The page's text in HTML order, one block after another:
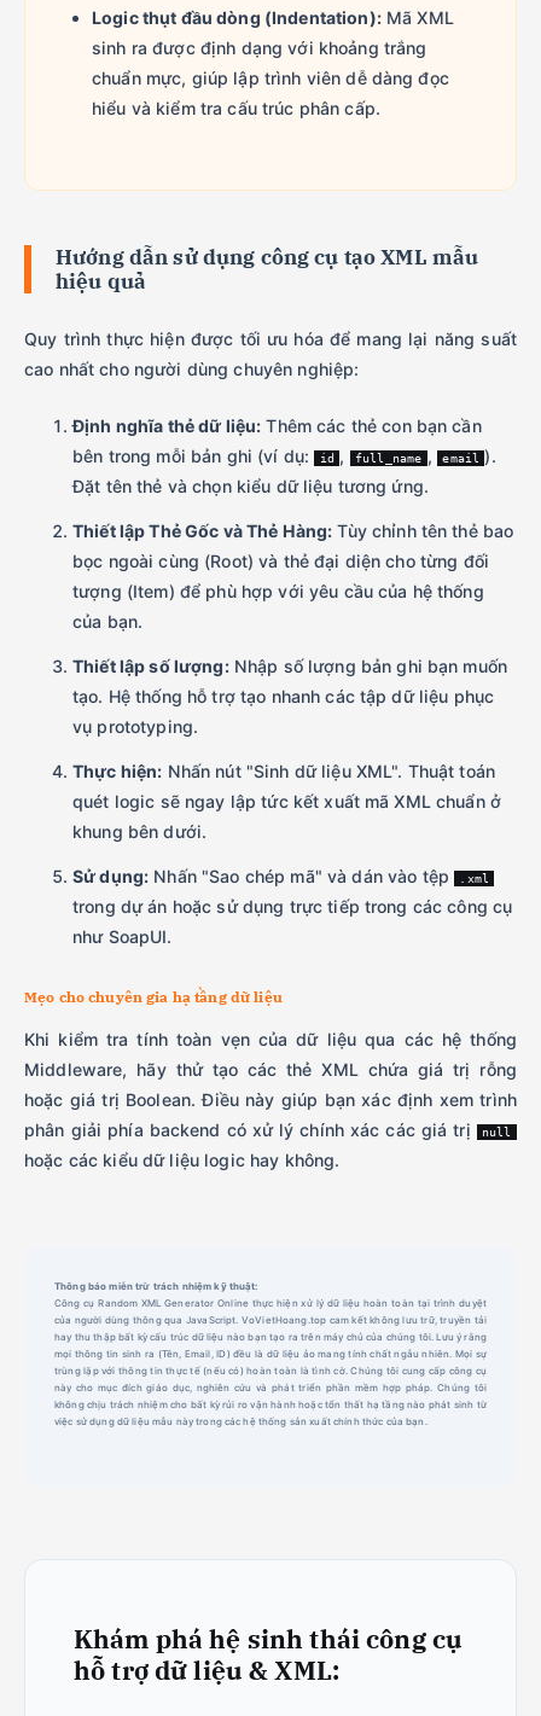
Logic thụt đầu dòng (Indentation):Mã XML
sinh ra được định dạng với khoảng trắng
chuẩn mực, giúp lập trình viên dễ dàng đọc
hiểu và kiểm tra cấu trúc phân cấp.
Hướng dẫn sử dụng công cụ tạo XML mẫu
hiệu quả
Quy trình thực hiện được tối ưu hóa để mang lại năng suất
cao nhất cho người dùng chuyên nghiệp:
Định nghĩa thẻ dữ liệu: Thêm các thẻ con bạn cần
bên trong mỗi bản ghi (ví dụ: id , full_name , email ).
Đặt tên thẻ và chọn kiểu dữ liệu tương ứng.
Thiết lập Thẻ Gốc và Thẻ Hàng: Tùy chỉnh tên thẻ bao
bọc ngoài cùng (Root) và thẻ đại diện cho từng đối
tượng (Item) để phù hợp với yêu cầu của hệ thống
của bạn.
Thiết lập số lượng:Nhập số lượng bản ghi bạn muốn
tạo. Hệ thống hỗ trợ tạo nhanh các tập dữ liệu phục
vụ prototyping.
Thực hiện: Nhấn nút "Sinh dữ liệu XML". Thuật toán
quét logic sẽ ngay lập tức kết xuất mã XML chuẩn ở
khung bên dưới.
Sử dụng: Nhấn "Sao chép mã" và dán vào tệp .xml
trong dự án hoặc sử dụng trực tiếp trong các công cụ
như SoapUI.
Mẹo cho chuyên gia hạ tầng dữ liệu
Khi kiểm tra tính toàn vẹn của dữ liệu qua các hệ thống
Middleware, hãy thử tạo các thẻ XML chứa giá trị rỗng
hoặc giá trị Boolean. Điều này giúp bạn xác định xem trình
phân giải phía backend có xử lý chính xác các giá trị
null
hoặc các kiểu dữ liệu logic hay không.
Thông báo miễn trừ trách nhiệm kỹ thuật:
Công cụ Random XML Generator Online thực hiện xử lý dữ liệu hoàn toàn tại trình duyệt
của người dùng thông qua JavaScript. VoVietHoang.top cam kết không lưu trữ, truyền tải
hay thu thập bất kỳ cấu trúc dữ liệu nào bạn tạo ra trên máy chủ của chúng tôi. Lưu ý rằng
mọi thông tin sinh ra (Tên, Email, ID) đều là dữ liệu ảo mang tính chất ngẫu nhiên. Mọi sự
trùng lặp với thông tin thực tế (nếu có) hoàn toàn là tình cờ. Chúng tôi cung cấp công cụ
này cho mục đích giáo dục, nghiên cứu và phát triển phần mềm hợp pháp. Chúng tôi
không chịu trách nhiệm cho bất kỳ rủi ro vận hành hoặc tổn thất hạ tầng nào phát sinh từ
việc sử dụng dữ liệu mẫu này trong các hệ thống sản xuất chính thức của bạn.
Khám phá hệ sinh thái công cụ
hỗ trợ dữ liệu & XML: